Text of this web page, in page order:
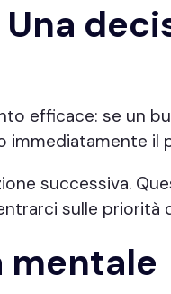
efficace: se un
immediatamente il
successiva.
sulle priorità
mentale